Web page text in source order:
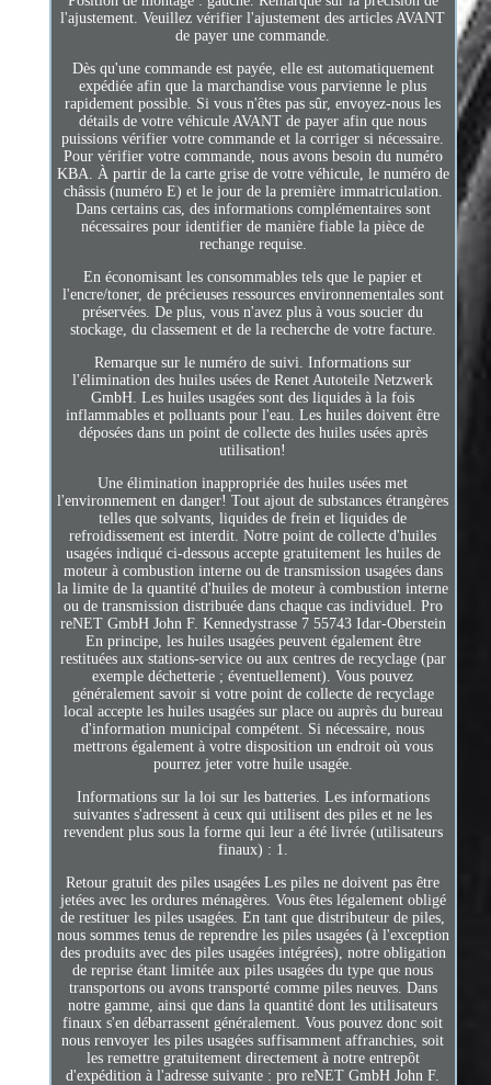
l'ajustement. Veuillez vérifier l'ajustement des articles AVANT
de payer une commande.
Dès qu'une commande est payée, elle est automatiquement
expédiée afin que la marchandise vous parvienne le plus
rapidement possible. Si vous n'êtes pas sûr, envoyez-nous les
détails de votre véhicule AVANT de payer afin que nous
puissions vérifier votre commande et la corriger si nécessaire.
Pour vérifier votre commande, nous avons besoin du numéro
KBA. À partir de la carte grise de votre véhicule, le numéro de
châssis (numéro E) et le jour de la première immatriculation.
Dans certains cas, des informations complémentaires sont
nécessaires pour identifier de manière fiable la pièce de
rechange requise.
En économisant les consommables tels que le papier et
l'encre/toner, de précieuses ressources environnementales sont
préservées. De plus, vous n'avez plus à vous soucier du
stockage, du classement et de la recherche de votre facture.
Remarque sur le numéro de suivi. Informations sur
l'élimination des huiles usées de Renet Autoteile Netzwerk
GmbH. Les huiles usagées sont des liquides à la fois
inflammables et polluants pour l'eau. Les huiles doivent être
déposées dans un point de collecte des huiles usées après
utilisation!
Une élimination inappropriée des huiles usées met
l'environnement en danger! Tout ajout de substances étrangères
telles que solvants, liquides de frein et liquides de
refroidissement est interdit. Notre point de collecte d'huiles
usagées indiqué ci-dessous accepte gratuitement les huiles de
moteur à combustion interne ou de transmission usagées dans
la limite de la quantité d'huiles de moteur à combustion interne
ou de transmission distribuée dans chaque cas individuel. Pro
reNET GmbH John F. Kennedystrasse 7 55743 Idar-Oberstein
En principe, les huiles usagées peuvent également être
restituées aux stations-service ou aux centres de recyclage (par
exemple déchetterie ; éventuellement). Vous pouvez
généralement savoir si votre point de collecte de recyclage
local accepte les huiles usagées sur place ou auprès du bureau
d'information municipal compétent. Si nécessaire, nous
mettrons également à votre disposition un endroit où vous
pourrez jeter votre huile usagée.
Informations sur la loi sur les batteries. Les informations
suivantes s'adressent à ceux qui utilisent des piles et ne les
revendent plus sous la forme qui leur a été livrée (utilisateurs
finaux) : 1.
Retour gratuit des piles usagées Les piles ne doivent pas être
jetées avec les ordures ménagères. Vous êtes légalement obligé
de restituer les piles usagées. En tant que distributeur de piles,
nous sommes tenus de reprendre les piles usagées (à l'exception
des produits avec des piles usagées intégrées), notre obligation
de reprise étant limitée aux piles usagées du type que nous
transportons ou avons transporté comme piles neuves. Dans
notre gamme, ainsi que dans la quantité dont les utilisateurs
finaux s'en débarrassent généralement. Vous pouvez donc soit
nous renvoyer les piles usagées suffisamment affranchies, soit
les remettre gratuitement directement à notre entrepôt
d'expédition à l'adresse suivante : pro reNET GmbH John F.